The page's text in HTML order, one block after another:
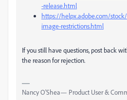
-release.html
https://helpx.adobe.com/
image-restrictions.html
If you still have questions, post back
the reason for rejection.
Nancy O'Shea— Product User &